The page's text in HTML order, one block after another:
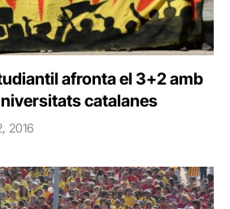
afronta el 3+2 amb
catalanes
2016